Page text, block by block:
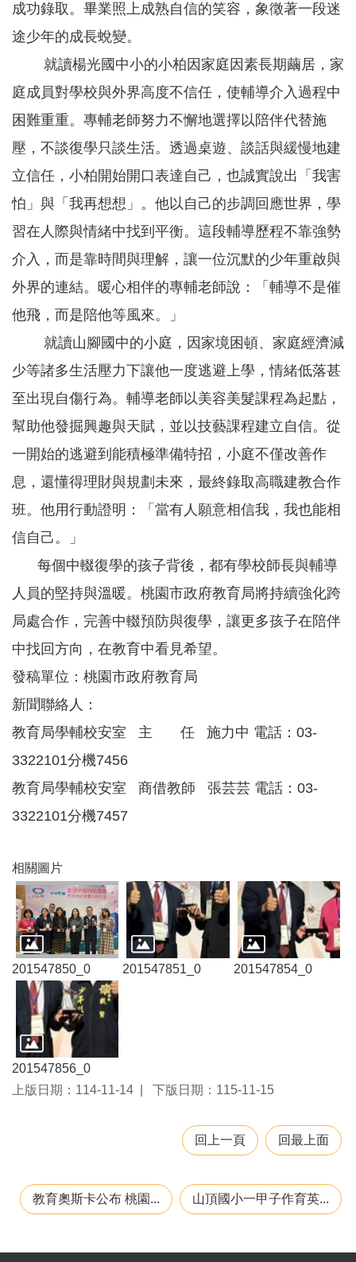
民
服
務
務
區
人
事
聘
學
校
專
區
機
訊
錄
府
公
兒
域
安
全
首
頁
網
導
信
箱
桃
園
市
入
口
隱
私
權
政
政
成功錄取。畢業照上成熟自信的笑容，象徵著一段迷
途少年的成長蛻變。
就讀楊光國中小的小柏因家庭因素長期繭居，家
庭成員對學校與外界高度不信任，使輔導介入過程中
困難重重。專輔老師努力不懈地選擇以陪伴代替施
壓，不談復學只談生活。透過桌遊、談話與緩慢地建
立信任，小柏開始開口表達自己，也誠實說出「我害
怕」與「我再想想」。他以自己的步調回應世界，學
習在人際與情緒中找到平衡。這段輔導歷程不靠強勢
介入，而是靠時間與理解，讓一位沉默的少年重啟與
外界的連結。暖心相伴的專輔老師說：「輔導不是催
他飛，而是陪他等風來。」
就讀山腳國中的小庭，因家境困頓、家庭經濟減
少等諸多生活壓力下讓他一度逃避上學，情緒低落甚
至出現自傷行為。輔導老師以美容美髮課程為起點，
幫助他發掘興趣與天賦，並以技藝課程建立自信。從
一開始的逃避到能積極準備特招，小庭不僅改善作
息，還懂得理財與規劃未來，最終錄取高職建教合作
班。他用行動證明：「當有人願意相信我，我也能相
信自己。」
每個中輟復學的孩子背後，都有學校師長與輔導
人員的堅持與溫暖。桃園市政府教育局將持續強化跨
局處合作，完善中輟預防與復學，讓更多孩子在陪伴
中找回方向，在教育中看見希望。
發稿單位：桃園市政府教育局
新聞聯絡人：
教育局學輔校安室 主 任 施力中 電話：03-
3322101分機7456
教育局學輔校安室 商借教師 張芸芸 電話：03-
3322101分機7457
相關圖片
201547850_0 201547851_0 201547854_0
201547856_0
上版日期：114-11-14
下版日期：115-11-15
回上一頁 回最上面
教育奧斯卡公布 桃園... 山頂國小一甲子作育英...